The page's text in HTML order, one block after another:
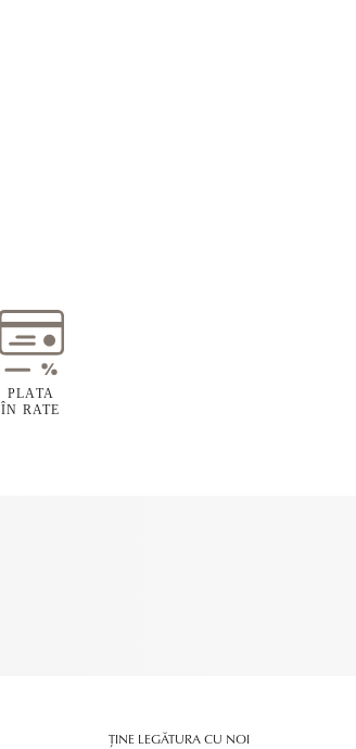
PLATA
ÎN RATE
ȚINE LEGĂTURA CU NOI